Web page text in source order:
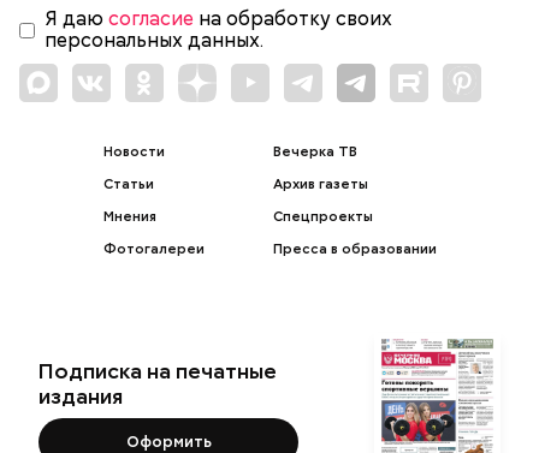
Я даю согласие на обработку своих
персональных данных.
Новости
Статьи
Мнения
Фотогалереи
Вечерка ТВ
Архив газеты
Спецпроекты
Пресса в образовании
Подписка на печатные
издания
Оформить